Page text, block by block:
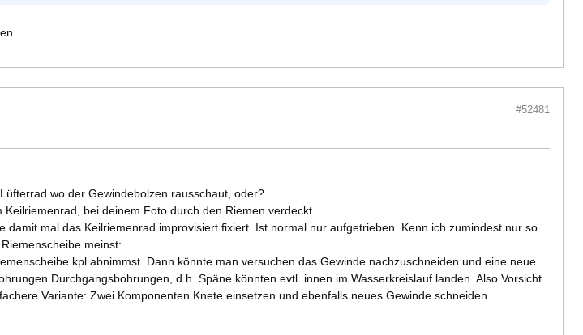
#52481
wo der Gewindebolzen rausschaut, oder?
bei deinem Foto durch den Riemen verdeckt
mal das Keilriemenrad improvisiert fixiert. Ist normal nur aufgetrieben. Kenn ich zumindest nur so.
meinst:
kpl.abnimmst. Dann könnte man versuchen das Gewinde nachzuschneiden und eine neue
Durchgangsbohrungen, d.h. Späne könnten evtl. innen im Wasserkreislauf landen. Also Vorsicht.
Variante: Zwei Komponenten Knete einsetzen und ebenfalls neues Gewinde schneiden.